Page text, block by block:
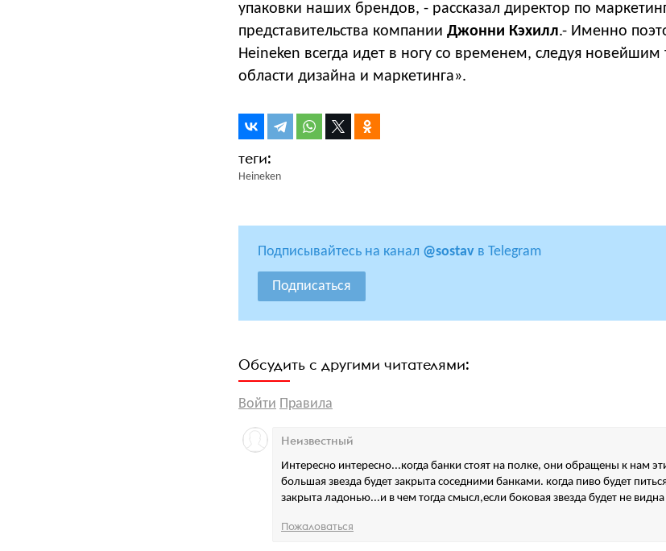
упаковки наших брендов, - рассказал директор по
представительства компании Джонни Кэхилл.- Именно
Heineken всегда идет в ногу со временем, следуя
области дизайна и маркетинга».
Heineken
Подписывайтесь на канал @sostav в Telegram
Подписаться
Обсудить с другими читателями:
Войти Правила
Интересно интересно...когда банки стоят на полке, они обращены к нам
большая звезда будет закрыта соседними банками. когда пиво будет
закрыта ладонью...и в чем тогда смысл,если боковая звезда будет не
Неизвестный
Пожаловаться